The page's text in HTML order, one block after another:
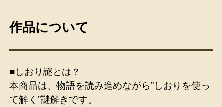
作品について
■しおり謎とは？
本商品は、物語を読み進めながら”しおりを使っ
て解く”謎解きです。